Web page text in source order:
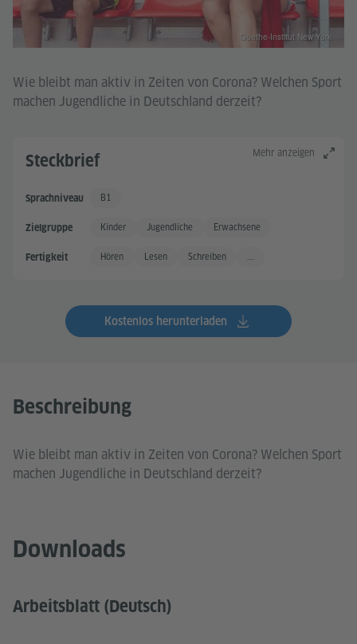
Goethe-Institut New York
Wie bleibt man aktiv in Zeiten von Corona? Welchen Sport
machen Jugendliche in Deutschland derzeit?
Mehr anzeigen
Steckbrief
Sprachniveau Gute Sprachkenntnisse
B1
Zielgruppe Kinder Jugendliche Erwachsene
Fertigkeit Hören Lesen Schreiben ...
Kostenlos herunterladen
Beschreibung
Wie bleibt man aktiv in Zeiten von Corona? Welchen Sport
machen Jugendliche in Deutschland derzeit?
Downloads
Arbeitsblatt (Deutsch)